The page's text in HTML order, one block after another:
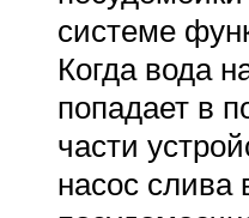
системе
Когда вода
попадает в
части
насос слива